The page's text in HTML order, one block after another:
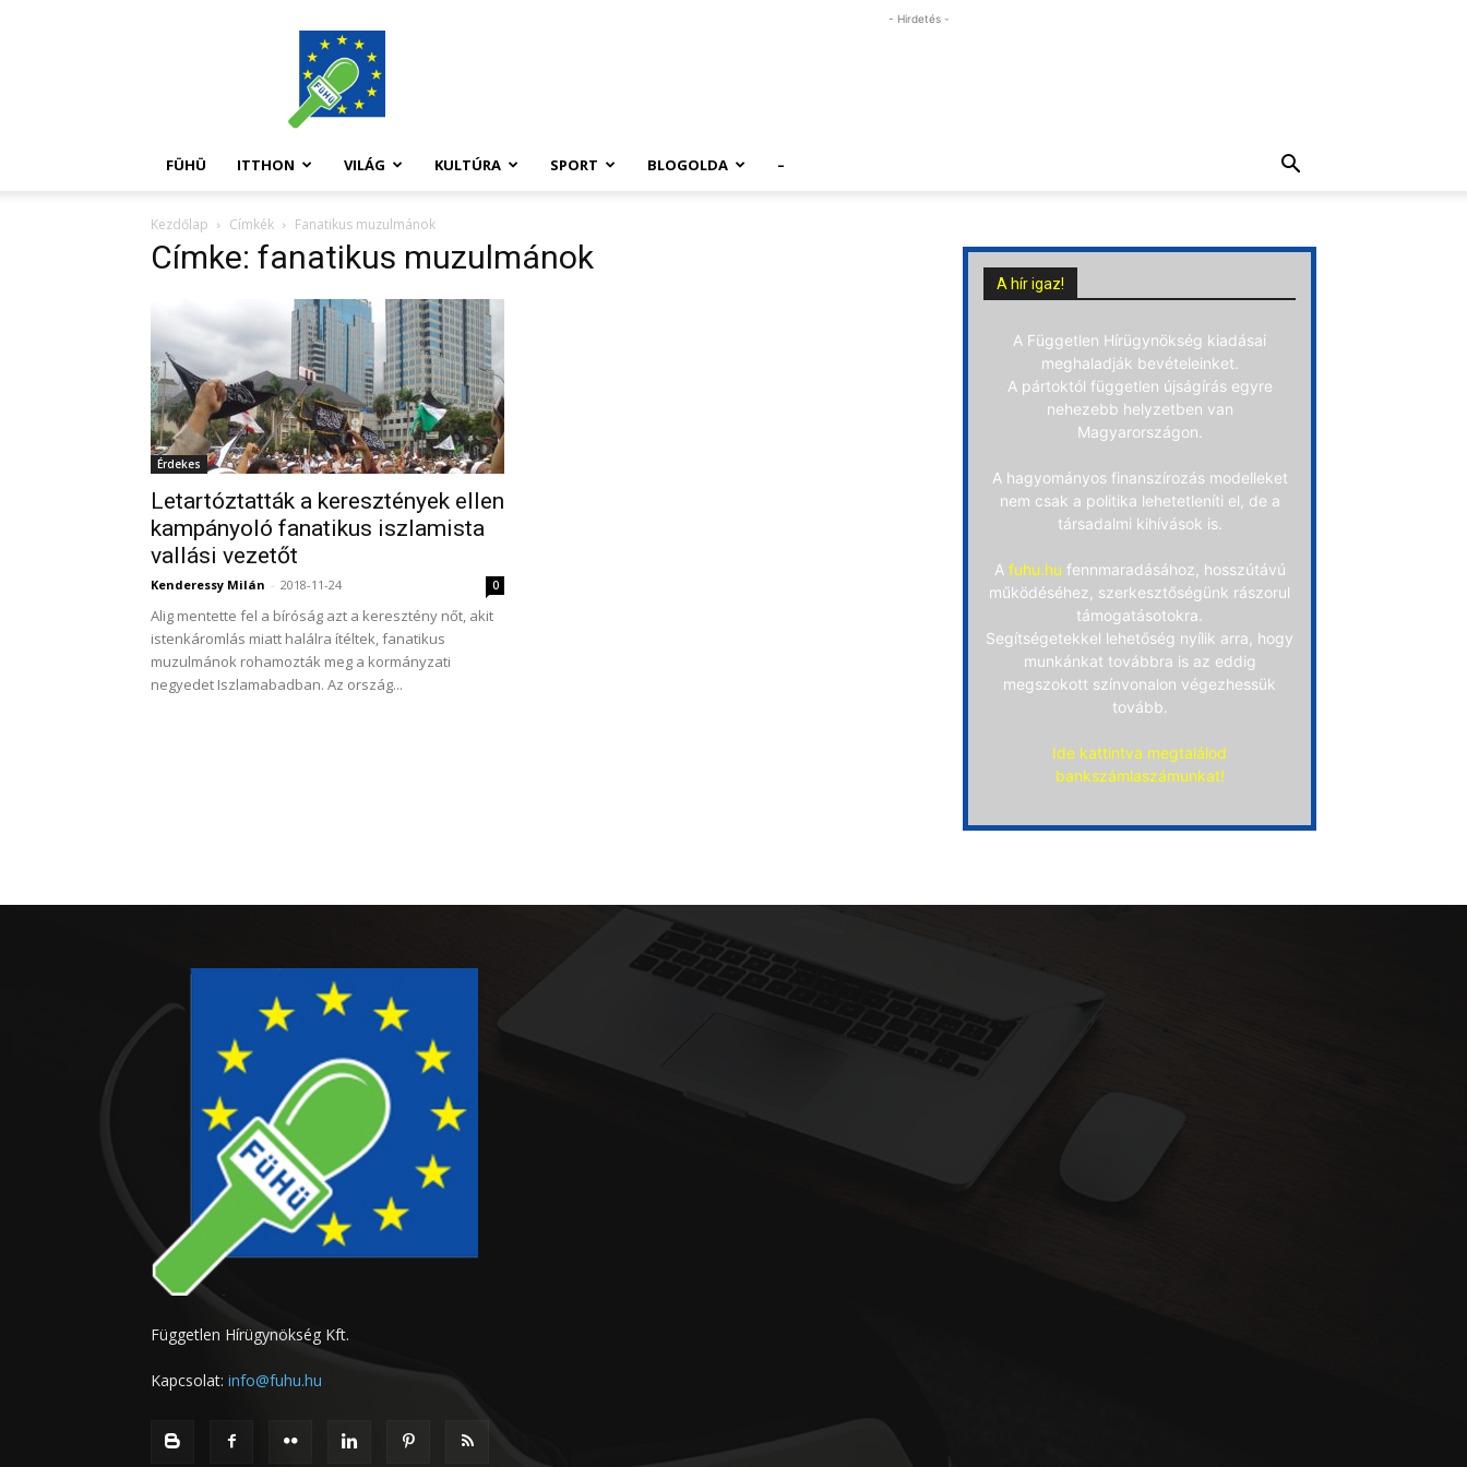
FüHü
- Hirdetés -
FÜHÜ ITTHON VILÁG KULTÚRA SPORT BLOGOLDA –
Kezdőlap Címkék Fanatikus muzulmánok
Címke: fanatikus muzulmánok
Érdekes
Letartóztatták a keresztények ellen
kampányoló fanatikus iszlamista
vallási vezetőt
Kenderessy Milán - 2018-11-24 0
Alig mentette fel a bíróság azt a keresztény nőt, akit
istenkáromlás miatt halálra ítéltek, fanatikus
muzulmánok rohamozták meg a kormányzati
negyedet Iszlamabadban. Az ország...
A hír igaz!
A Független Hírügynökség kiadásai
meghaladják bevételeinket.
A pártoktól független újságírás egyre
nehezebb helyzetben van
Magyarországon.
A hagyományos finanszírozás modelleket
nem csak a politika lehetetleníti el, de a
társadalmi kihívások is.
A fuhu.hu fennmaradásához, hosszútávú
működéséhez, szerkesztőségünk rászorul
támogatásotokra.
Segítségetekkel lehetőség nyílik arra, hogy
munkánkat továbbra is az eddig
megszokott színvonalon végezhessük
tovább.
Ide kattintva megtalálod
bankszámlaszámunkat!
Független Hírügynökség Kft.
Kapcsolat: info@fuhu.hu